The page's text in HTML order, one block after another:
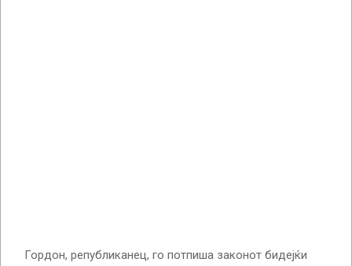
Гордон, републиканец, го потпиша законот бидејќи